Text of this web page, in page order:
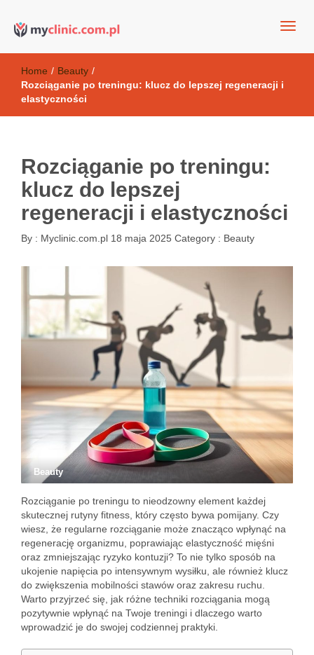
Kosmetyki antyoksydacyjne
Home / Beauty /
Rozciąganie po treningu: klucz do lepszej regeneracji i
elastyczności
Rozciąganie po treningu:
klucz do lepszej
regeneracji i elastyczności
By : Myclinic.com.pl 18 maja 2025 Category : Beauty
Beauty
Rozciąganie po treningu to nieodzowny element każdej
skutecznej rutyny fitness, który często bywa pomijany. Czy
wiesz, że regularne rozciąganie może znacząco wpłynąć na
regenerację organizmu, poprawiając elastyczność mięśni
oraz zmniejszając ryzyko kontuzji? To nie tylko sposób na
ukojenie napięcia po intensywnym wysiłku, ale również klucz
do zwiększenia mobilności stawów oraz zakresu ruchu.
Warto przyjrzeć się, jak różne techniki rozciągania mogą
pozytywnie wpłynąć na Twoje treningi i dlaczego warto
wprowadzić je do swojej codziennej praktyki.